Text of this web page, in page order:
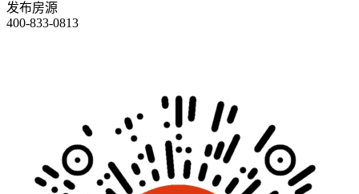
发布房源
400-833-0813